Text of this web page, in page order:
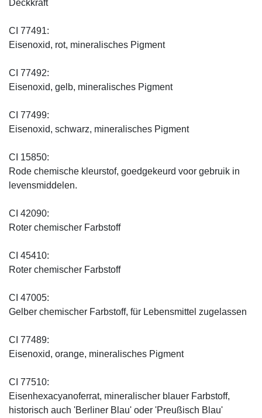
Deckkraft
CI 77491:
Eisenoxid, rot, mineralisches Pigment
CI 77492:
Eisenoxid, gelb, mineralisches Pigment
CI 77499:
Eisenoxid, schwarz, mineralisches Pigment
CI 15850:
Rode chemische kleurstof, goedgekeurd voor gebruik in
levensmiddelen.
CI 42090:
Roter chemischer Farbstoff
CI 45410:
Roter chemischer Farbstoff
CI 47005:
Gelber chemischer Farbstoff, für Lebensmittel zugelassen
CI 77489:
Eisenoxid, orange, mineralisches Pigment
CI 77510:
Eisenhexacyanoferrat, mineralischer blauer Farbstoff,
historisch auch 'Berliner Blau' oder 'Preußisch Blau'